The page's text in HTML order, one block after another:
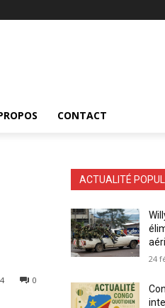
CONTACT
0
ACTUALITÉ
24